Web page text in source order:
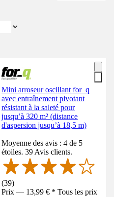
Mini arroseur oscillant for_q
avec entraînement pivotant
résistant à la saleté pour
jusqu’à 320 m² (distance
d'aspersion jusqu’à 18,5 m)
Moyenne des avis : 4 de 5
étoiles. 39 Avis clients.
(39)
Prix — 13,99 € * Tous les prix